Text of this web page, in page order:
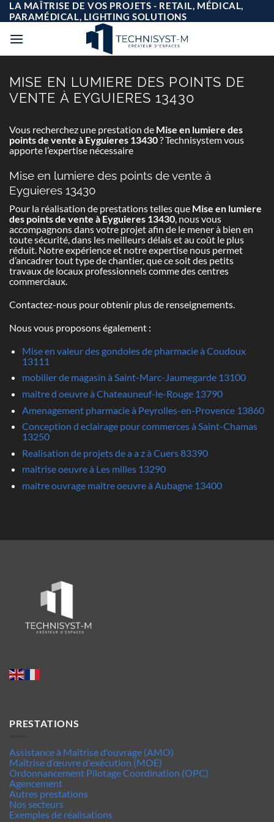
Passer
au
contenu
LA MAÎTRISE DE VOS PROJETS - RETAIL, MÉDICAL,
PARAMÉDICAL, LIGHTING SOLUTIONS
MISE EN LUMIERE DES POINTS DE
VENTE À EYGUIERES 13430
Vous recherchez une prestation de Mise en lumiere des
points de vente à Eyguieres 13430? Technisystem vous
apporte l’expertise nécessaire
Mise en lumiere des points de vente à
Eyguieres 13430
Pour la réalisation de prestations telles que Mise en lumiere
des points de vente à Eyguieres 13430, nous vous
accompagnons dans votre projet afin de le mener à bien en
toute sécurité, dans les meilleurs délais et au coût le plus
réduit. Notre expérience et notre expertise nous permet
d’ancadrer tout type de chantier, que ce soit des petits
travaux de locaux professionnels comme des centres
commerciaux.
Contactez-nous pour obtenir plus de renseignements.
Nous vous proposons également :
Mise en valeur des gondoles de pharmacie à Coudoux
13111
mobilier de magasin à Saint-Marc-Jaumegarde 13100
maitre d oeuvre à Chateauneuf-le-Rouge 13790
Amenagement pharmacie à Peyrolles-en-Provence 13860
Conception d eclairage pour commerces à Saint-Chamas
13250
Realisation de projets de a a z à Cuers 83390
maitrise oeuvre à Les milles 13290
maitre ouvrage maitre oeuvre à Aubagne 13400
PRESTATIONS
Assistance à Maîtrise d'ouvrage (AMO)
Maîtrise d’œuvre d'exécution (MOE)
Ordonnancement Pilotage Coordination (OPC)
Agencement
Autres prestations
Nos secteurs
Exemples de réalisations